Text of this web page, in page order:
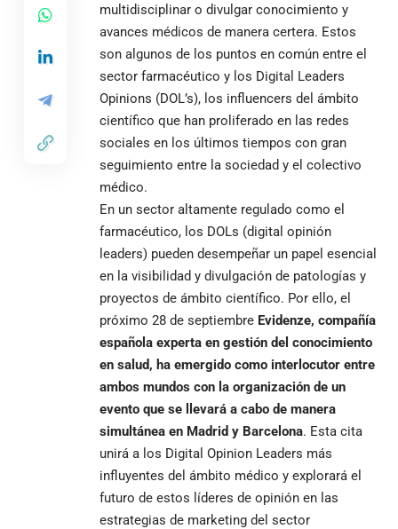
multidisciplinar o divulgar conocimiento y
avances médicos de manera certera. Estos
son algunos de los puntos en común entre el
sector farmacéutico y los Digital Leaders
Opinions (DOL’s), los influencers del ámbito
científico que han proliferado en las redes
sociales en los últimos tiempos con gran
seguimiento entre la sociedad y el colectivo
médico.
En un sector altamente regulado como el
farmacéutico, los DOLs (digital opinión
leaders) pueden desempeñar un papel esencial
en la visibilidad y divulgación de patologías y
proyectos de ámbito científico. Por ello, el
próximo 28 de septiembre Evidenze, compañía
española experta en gestión del conocimiento
en salud, ha emergido como interlocutor entre
ambos mundos con la organización de un
evento que se llevará a cabo de manera
simultánea en Madrid y Barcelona. Esta cita
unirá a los Digital Opinion Leaders más
influyentes del ámbito médico y explorará el
futuro de estos líderes de opinión en las
estrategias de marketing del sector